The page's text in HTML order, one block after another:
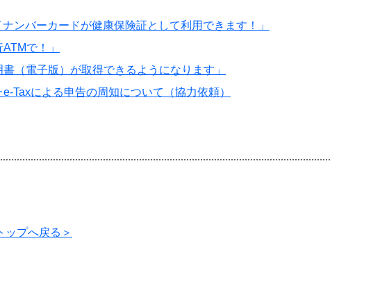
ンバーカードが健康保険証として利用できます！」
で！」
（電子版）が取得できるようになります」
Taxによる申告の周知について（協力依頼）
ップへ戻る＞